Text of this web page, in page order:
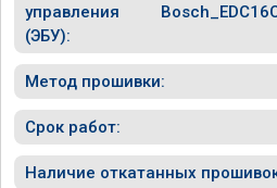
управления
(ЭБУ):
Метод прошивки:
Срок работ:
Наличие откатанных